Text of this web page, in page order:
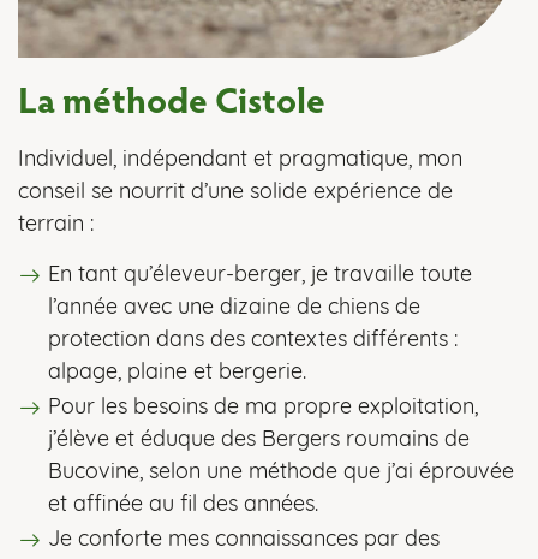
La méthode Cistole
Individuel, indépendant et pragmatique, mon
conseil se nourrit d’une solide expérience de
terrain :
En tant qu’éleveur-berger, je travaille toute
l’année avec une dizaine de chiens de
protection dans des contextes différents :
alpage, plaine et bergerie.
Pour les besoins de ma propre exploitation,
j’élève et éduque des Bergers roumains de
Bucovine, selon une méthode que j’ai éprouvée
et affinée au fil des années.
Je conforte mes connaissances par des